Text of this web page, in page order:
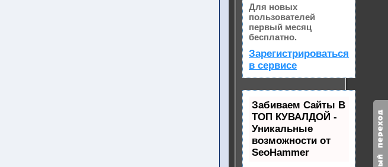
Для новых
пользователей
первый месяц
бесплатно.
Зарегистрироваться
в сервисе
Забиваем Сайты В
ТОП КУВАЛДОЙ -
Уникальные
возможности от
SeoHammer